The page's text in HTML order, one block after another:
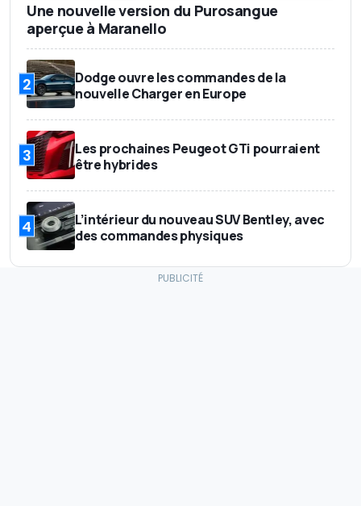
Une nouvelle version du Purosangue
aperçue à Maranello
2
Dodge ouvre les commandes de la
nouvelle Charger en Europe
3
Les prochaines Peugeot GTi pourraient
être hybrides
4
L’intérieur du nouveau SUV Bentley, avec
des commandes physiques